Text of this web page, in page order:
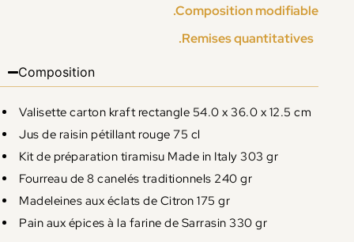
.Composition modifiable
.Remises quantitatives
Composition
Valisette carton kraft rectangle 54.0 x 36.0 x 12.5 cm
Jus de raisin pétillant rouge 75 cl
Kit de préparation tiramisu Made in Italy 303 gr
Fourreau de 8 canelés traditionnels 240 gr
Madeleines aux éclats de Citron 175 gr
Pain aux épices à la farine de Sarrasin 330 gr